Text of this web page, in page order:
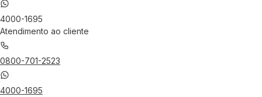
4000-1695
Atendimento ao cliente
0800-701-2523
4000-1695